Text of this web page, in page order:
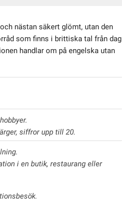
nästan säkert glömt, utan den
som finns i brittiska tal från dag
handlar om på engelska utan
siffror upp till 20.
i en butik, restaurang eller